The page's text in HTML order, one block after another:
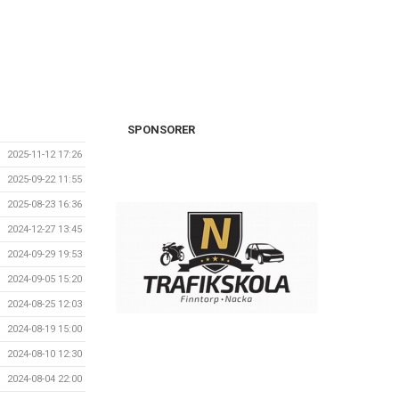
2025-11-12 17:26
2025-09-22 11:55
2025-08-23 16:36
2024-12-27 13:45
2024-09-29 19:53
2024-09-05 15:20
2024-08-25 12:03
2024-08-19 15:00
2024-08-10 12:30
2024-08-04 22:00
SPONSORER